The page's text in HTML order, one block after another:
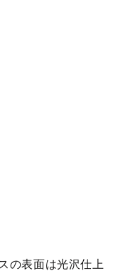
の表面は光沢仕上